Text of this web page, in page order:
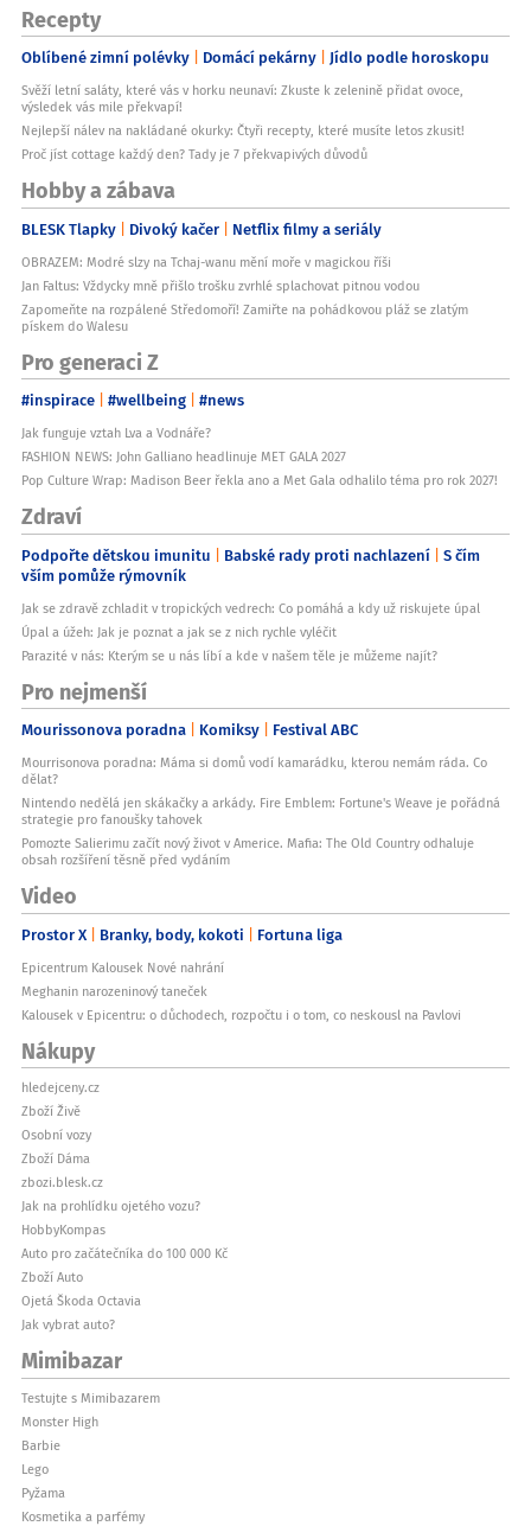
Recepty
Oblíbené zimní polévky Domácí pekárny Jídlo podle horoskopu
Svěží letní saláty, které vás v horku neunaví: Zkuste k zelenině přidat ovoce,
výsledek vás mile překvapí!
Nejlepší nálev na nakládané okurky: Čtyři recepty, které musíte letos zkusit!
Proč jíst cottage každý den? Tady je 7 překvapivých důvodů
Hobby a zábava
BLESK Tlapky Divoký kačer Netflix filmy a seriály
OBRAZEM: Modré slzy na Tchaj-wanu mění moře v magickou říši
Jan Faltus: Vždycky mně přišlo trošku zvrhlé splachovat pitnou vodou
Zapomeňte na rozpálené Středomoří! Zamiřte na pohádkovou pláž se zlatým
pískem do Walesu
Pro generaci Z
#inspirace #wellbeing #news
Jak funguje vztah Lva a Vodnáře?
FASHION NEWS: John Galliano headlinuje MET GALA 2027
Pop Culture Wrap: Madison Beer řekla ano a Met Gala odhalilo téma pro rok 2027!
Zdraví
Podpořte dětskou imunitu Babské rady proti nachlazení S čím
vším pomůže rýmovník
Jak se zdravě zchladit v tropických vedrech: Co pomáhá a kdy už riskujete úpal
Úpal a úžeh: Jak je poznat a jak se z nich rychle vyléčit
Parazité v nás: Kterým se u nás líbí a kde v našem těle je můžeme najít?
Pro nejmenší
Mourissonova poradna Komiksy Festival ABC
Mourrisonova poradna: Máma si domů vodí kamarádku, kterou nemám ráda. Co
dělat?
Nintendo nedělá jen skákačky a arkády. Fire Emblem: Fortune's Weave je pořádná
strategie pro fanoušky tahovek
Pomozte Salierimu začít nový život v Americe. Mafia: The Old Country odhaluje
obsah rozšíření těsně před vydáním
Video
Prostor X Branky, body, kokoti Fortuna liga
Epicentrum Kalousek Nové nahrání
Meghanin narozeninový taneček
Kalousek v Epicentru: o důchodech, rozpočtu i o tom, co neskousl na Pavlovi
Nákupy
hledejceny.cz
Zboží Živě
Osobní vozy
Zboží Dáma
zbozi.blesk.cz
Jak na prohlídku ojetého vozu?
HobbyKompas
Auto pro začátečníka do 100 000 Kč
Zboží Auto
Ojetá Škoda Octavia
Jak vybrat auto?
Mimibazar
Testujte s Mimibazarem
Monster High
Barbie
Lego
Pyžama
Kosmetika a parfémy